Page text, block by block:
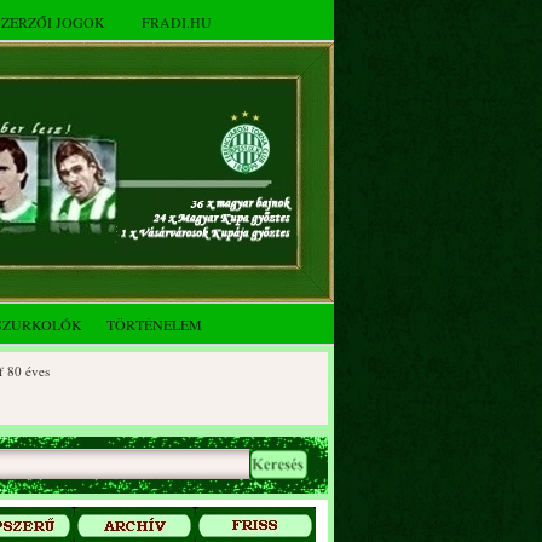
JOGOK FRADI.HU
TÖRTÉNELEM